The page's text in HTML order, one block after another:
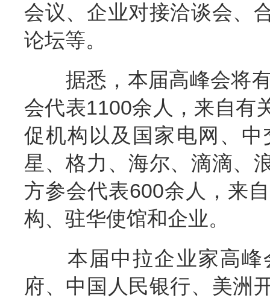
会议、企业对接洽谈会、
论坛等。
据悉，本届高峰会将有
会代表1100余人，来自有
促机构以及国家电网、
星、格力、海尔、滴滴、
方参会代表600余人，来
构、驻华使馆和企业。
本届中拉企业家高峰
府、中国人民银行、美洲